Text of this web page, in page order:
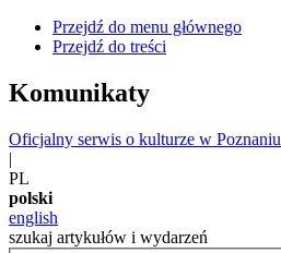
Przejdź do menu głównego
Przejdź do treści
Komunikaty
Oficjalny serwis o kulturze w Poznaniu
|
PL
polski
english
szukaj artykułów i wydarzeń